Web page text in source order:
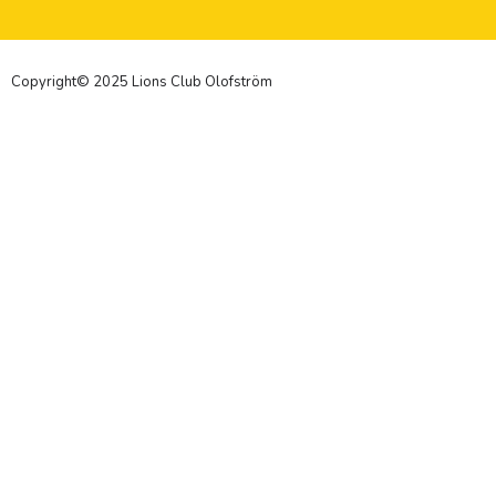
Copyright© 2025 Lions Club Olofström